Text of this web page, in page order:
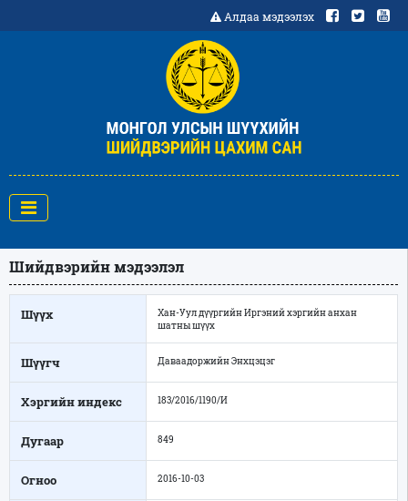
Алдаа мэдээлэх
Шийдвэрийн мэдээлэл
Шүүх
Хан-Уул дүүргийн Иргэний хэргийн анхан
шатны шүүх
Шүүгч Даваадоржийн Энхцэцэг
Хэргийн индекс 183/2016/1190/И
Дугаар 849
Огноо 2016-10-03